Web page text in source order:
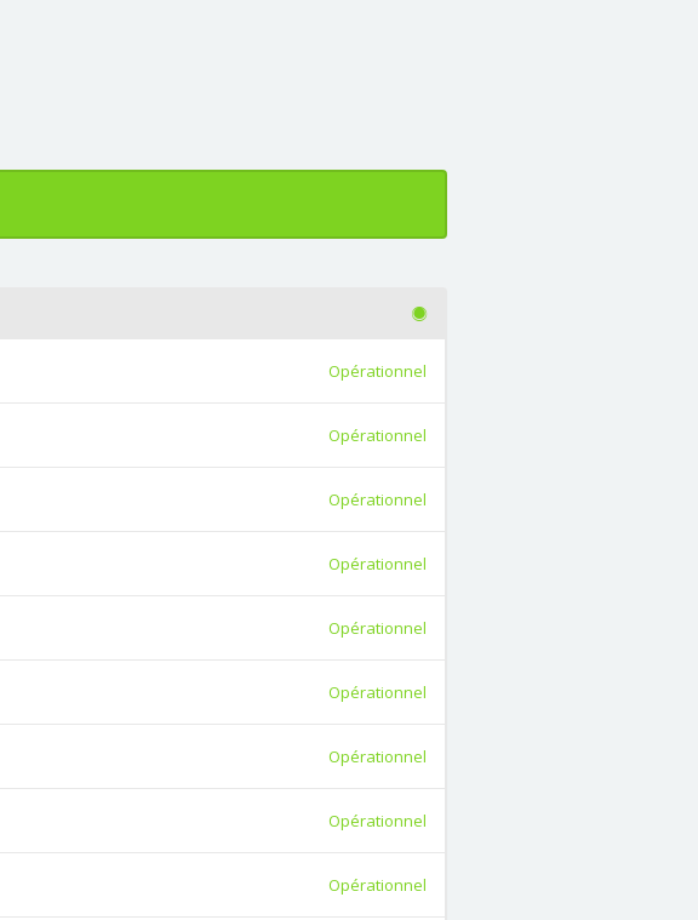
Opérationnel
Opérationnel
Opérationnel
Opérationnel
Opérationnel
Opérationnel
Opérationnel
Opérationnel
Opérationnel